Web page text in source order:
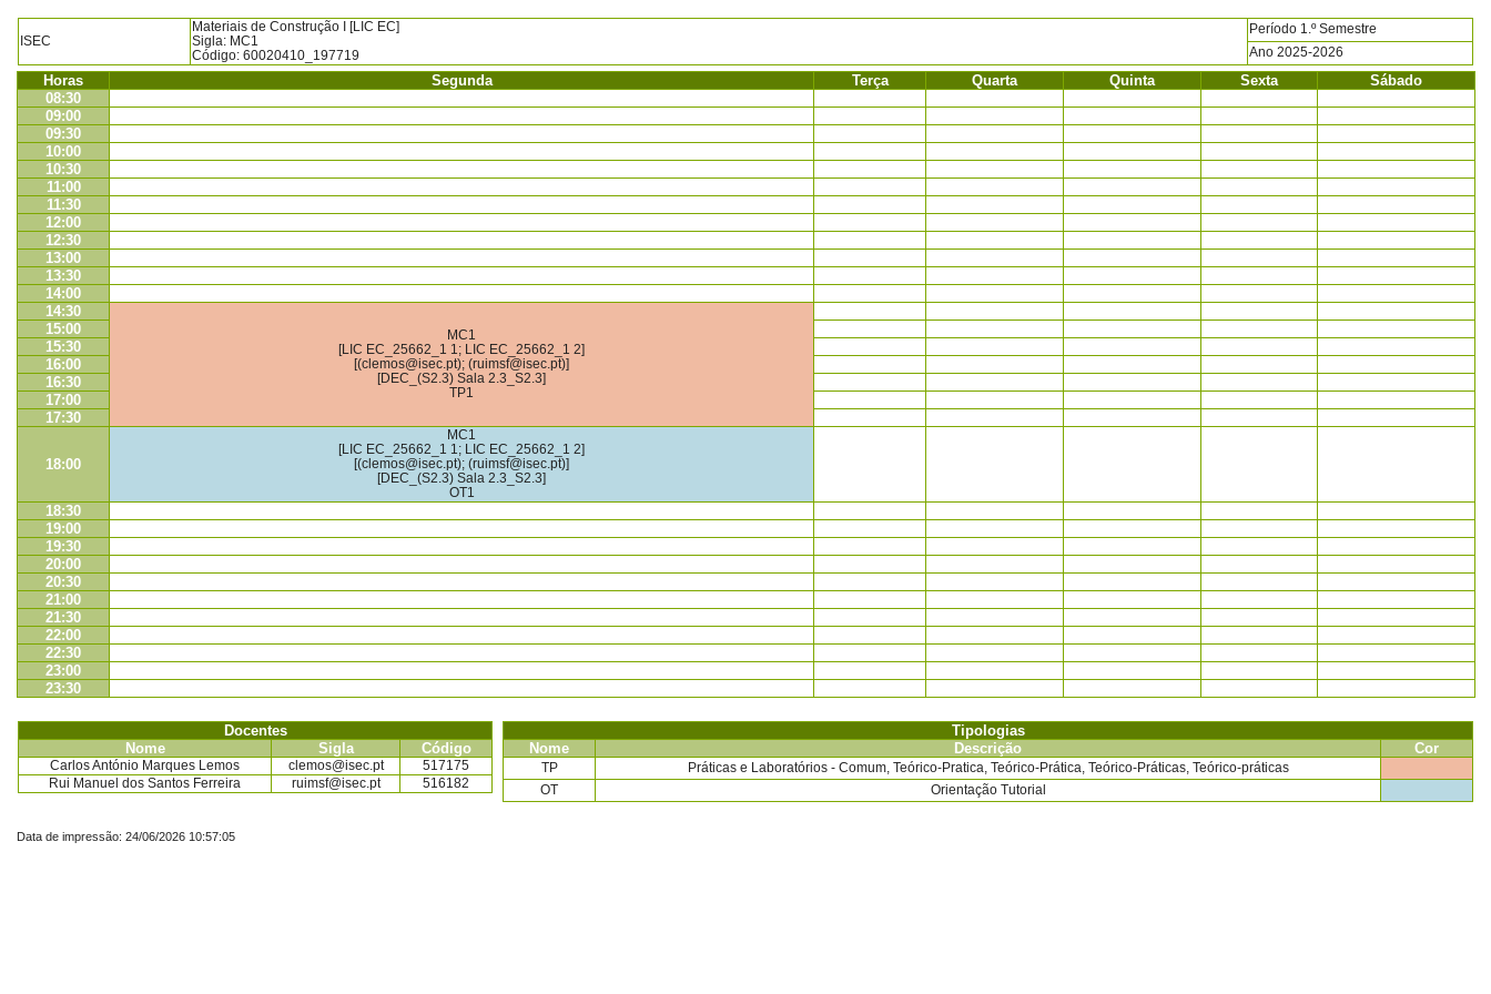
ISEC
Materiais de Construção I [LIC EC]
Sigla: MC1
Código: 60020410_197719
Período 1.º Semestre
Ano 2025-2026
Horas Segunda Terça Quarta Quinta Sexta
Sábado
08:30
09:00
09:30
10:00
10:30
11:00
11:30
12:00
12:30
13:00
13:30
14:00
14:30
MC1
[LIC EC_25662_1 1; LIC EC_25662_1 2]
[(clemos@isec.pt); (ruimsf@isec.pt)]
[DEC_(S2.3) Sala 2.3_S2.3]
TP1
15:00
15:30
16:00
16:30
17:00
17:30
18:00
MC1
[LIC EC_25662_1 1; LIC EC_25662_1 2]
[(clemos@isec.pt); (ruimsf@isec.pt)]
[DEC_(S2.3) Sala 2.3_S2.3]
OT1
18:30
19:00
19:30
20:00
20:30
21:00
21:30
22:00
22:30
23:00
23:30
Docentes
Nome
Sigla Código
Carlos António Marques Lemos clemos@isec.pt
517175
Rui Manuel dos Santos Ferreira
ruimsf@isec.pt 516182
Tipologias
Nome
Descrição Cor
TP
Práticas e Laboratórios - Comum, Teórico-Pratica, Teórico-Prática, Teórico-Práticas, Teórico-práticas
OT
Orientação Tutorial
Data de impressão: 24/06/2026 10:57:05